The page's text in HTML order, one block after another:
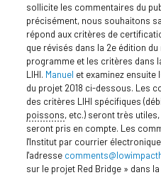
sollicite les commentaires du
précisément, nous souhaitons
répond aux critères de
que révisés dans la 2e édition
programme et les critères dans
LIHI. Manuel et examinez ensuite
du projet 2018 ci-dessous. Les
des critères LIHI spécifiques
poissons, etc.) seront très
seront pris en compte. Les
l'Institut par courrier
l'adresse
sur le projet Red Bridge » dans